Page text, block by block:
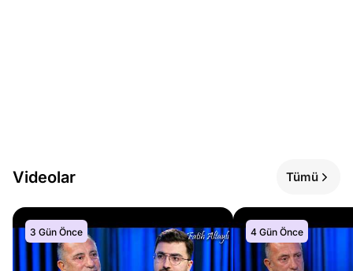
Videolar Tümü
3 Gün Önce 4 Gün Önce